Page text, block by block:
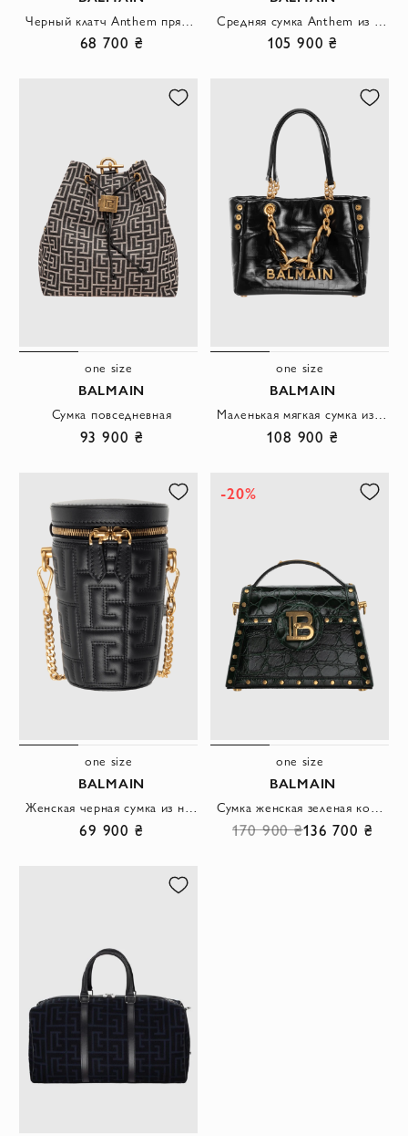
68 700 ₴ 105 900 ₴
one size
BALMAIN
Сумка повседневная
93 900 ₴
one size
BALMAIN
108 900 ₴
one size
BALMAIN
69 900 ₴
-20%
one size
BALMAIN
170 900 ₴136 700 ₴